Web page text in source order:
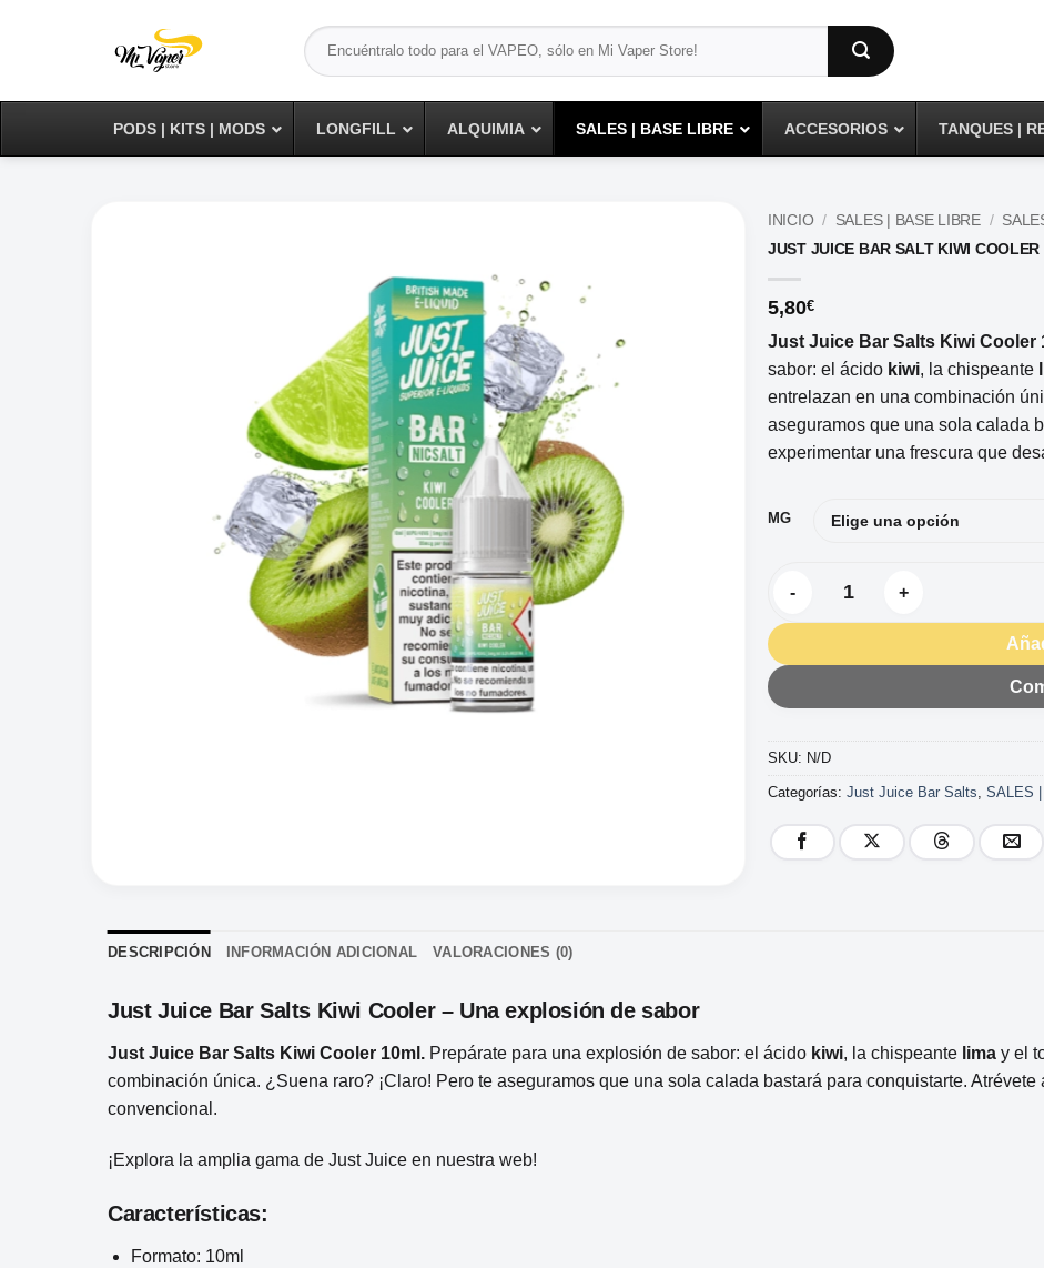
Buscar
por:
PODS | KITS | MODS LONGFILL ALQUIMIA SALES | BASE LIBRE ACCESORIOS TANQUES |
INICIO / SALES | BASE LIBRE /
JUST JUICE BAR SALT KIWI COOLER
5,80€
Just Juice Bar Salts Kiwi Cooler
sabor: el ácido kiwi, la chispeante
entrelazan en una combinación
aseguramos que una sola calada
experimentar una frescura que
MG
JUST JUICE BAR SALT KIWI
SKU: N/D
Categorías: Just Juice Bar Salts SALES
DESCRIPCIÓN INFORMACIÓN ADICIONAL VALORACIONES (0)
Just Juice Bar Salts Kiwi Cooler – Una explosión de sabor
Just Juice Bar Salts Kiwi Cooler 10ml. Prepárate para una explosión de sabor: el ácido kiwi, la chispeante lima y el
combinación única. ¿Suena raro? ¡Claro! Pero te aseguramos que una sola calada bastará para conquistarte.
convencional.
¡Explora la amplia gama de Just Juice en nuestra web!
Características:
Formato: 10ml